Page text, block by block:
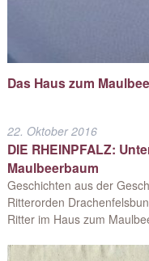
Das Haus zum
22. Oktober 2016
DIE RHEINPFALZ:
Maulbeerbaum
Geschichten aus der
Ritterorden
Ritter im Haus zum